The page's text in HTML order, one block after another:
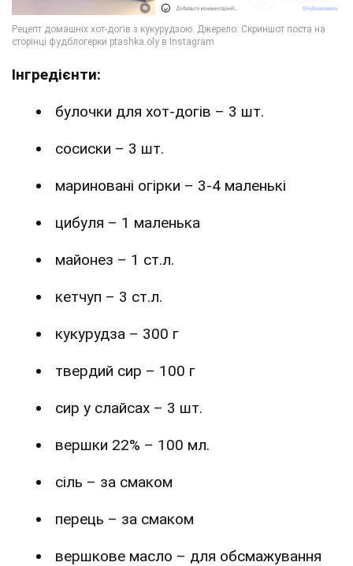
Інгредієнти:
булочки для хот-догів – 3 шт.
сосиски – 3 шт.
мариновані огірки – 3-4 маленькі
цибуля – 1 маленька
майонез – 1 ст.л.
кетчуп – 3 ст.л.
кукурудза – 300 г
твердий сир – 100 г
сир у слайсах – 3 шт.
вершки 22% – 100 мл.
сіль – за смаком
перець – за смаком
вершкове масло – для обсмажування